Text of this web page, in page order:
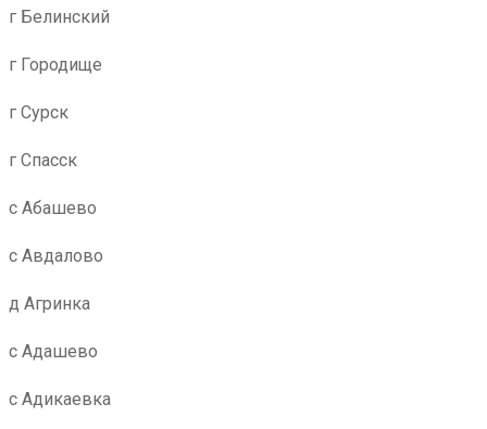
г Белинский
г Городище
г Сурск
г Спасск
с Абашево
с Авдалово
д Агринка
с Адашево
с Адикаевка